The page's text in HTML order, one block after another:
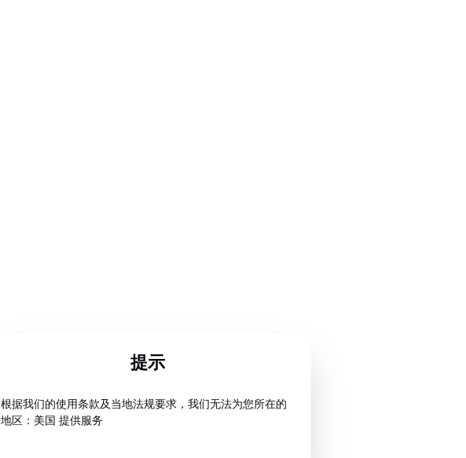
提示
根据我们的使用条款及当地法规要求，我们无法为您所在的
地区：美国 提供服务